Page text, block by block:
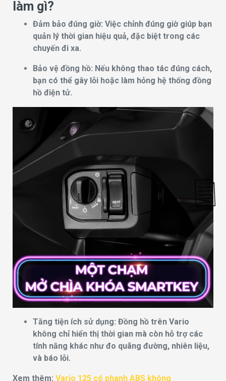
làm gì?
Đảm bảo đúng giờ: Việc chỉnh đúng giờ giúp bạn
quản lý thời gian hiệu quả, đặc biệt trong các
chuyến đi xa.
Bảo vệ đồng hồ: Nếu không thao tác đúng cách,
bạn có thể gây lỗi hoặc làm hỏng hệ thống đồng
hồ điện tử.
Tăng tiện ích sử dụng: Đồng hồ trên Vario
không chỉ hiển thị thời gian mà còn hỗ trợ các
tính năng khác như đo quãng đường, nhiên liệu,
và báo lỗi.
Xem thêm: Vario 125 có phanh ABS không